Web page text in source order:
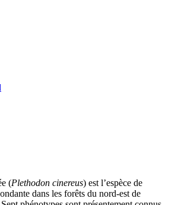
(Plethodon cinereus) est l’espèce de
dans les forêts du nord-est de